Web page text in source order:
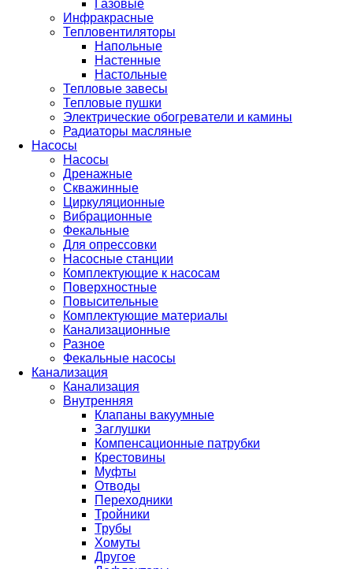
Газовые
Инфракрасные
Тепловентиляторы
Напольные
Настенные
Настольные
Тепловые завесы
Тепловые пушки
Электрические обогреватели и камины
Радиаторы масляные
Насосы
Насосы
Дренажные
Скважинные
Циркуляционные
Вибрационные
Фекальные
Для опрессовки
Насосные станции
Комплектующие к насосам
Поверхностные
Повысительные
Комплектующие материалы
Канализационные
Разное
Фекальные насосы
Канализация
Канализация
Внутренняя
Клапаны вакуумные
Заглушки
Компенсационные патрубки
Крестовины
Муфты
Отводы
Переходники
Тройники
Трубы
Хомуты
Другое